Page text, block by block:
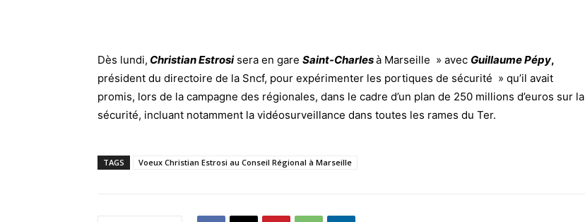
Dès lundi, Christian Estrosisera en gare Saint-Charlesà Marseille » avec Guillaume Pépy,
président du directoire de la Sncf, pour expérimenter les portiques de sécurité » qu’il avait
promis, lors de la campagne des régionales, dans le cadre d’un plan de 250 millions d’euros sur la
sécurité, incluant notamment la vidéosurveillance dans toutes les rames du Ter.
TAGS Voeux Christian Estrosi au Conseil Régional à Marseille